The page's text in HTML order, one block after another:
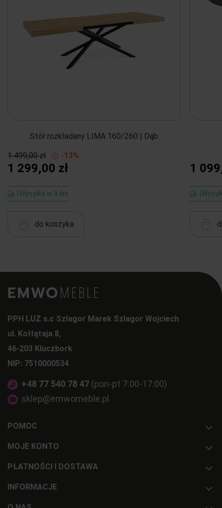
Stół rozkładany LIMA 160/260 | Dąb
1 499,00 zł -13%
1 299,00 zł
{Wysyłka w 3 dni
do koszyka
1
PPH LUZ s.c Szlagor Marek Szlagor Wojciech
ul. Kołłątaja 8,
46-203 Kluczbork
NIP: 7510000534
+48 77 540 78 47 (pon-pt 7:00-17:00)
sklep@emwomeble.pl
POMOC
MOJE KONTO
PŁATNOŚCI I DOSTAWA
INFORMACJE